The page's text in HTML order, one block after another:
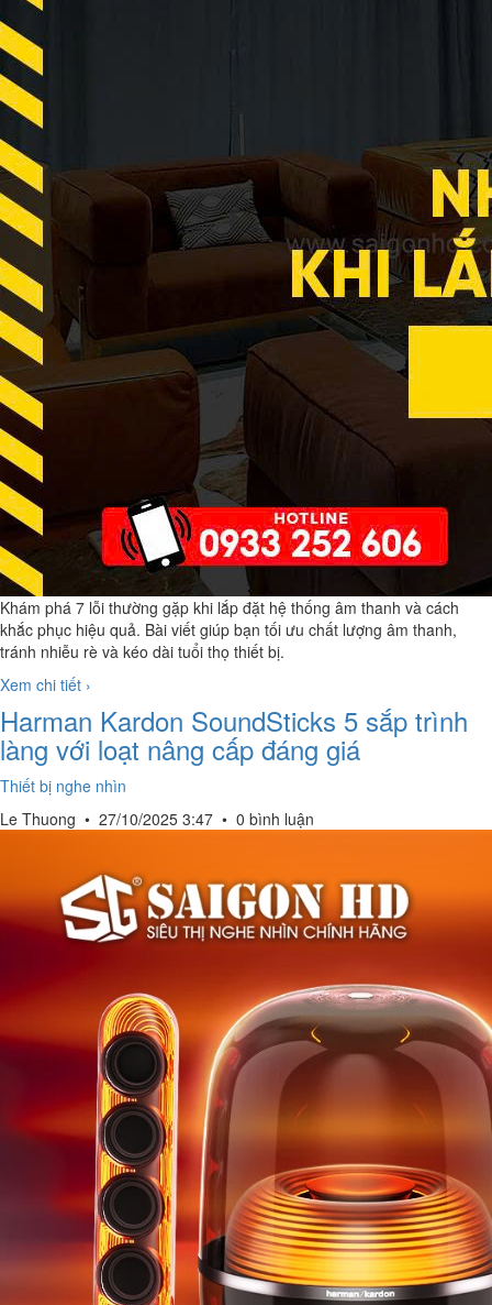
Khám phá 7 lỗi thường gặp khi lắp đặt hệ thống âm thanh và cách
khắc phục hiệu quả. Bài viết giúp bạn tối ưu chất lượng âm thanh,
tránh nhiễu rè và kéo dài tuổi thọ thiết bị.
Xem chi tiết ›
Harman Kardon SoundSticks 5 sắp trình
làng với loạt nâng cấp đáng giá
Thiết bị nghe nhìn
Le Thuong • 27/10/2025 3:47 • 0 bình luận